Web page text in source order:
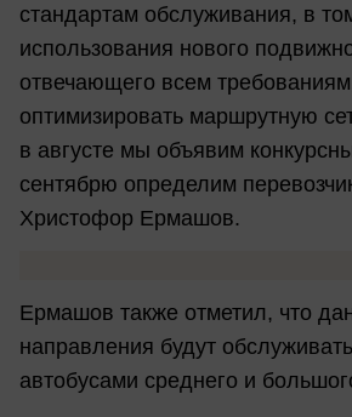
стандартам обслуживания, в
использования нового
отвечающего всем
оптимизировать маршрутную
в августе мы объявим
сентябрю определим
Христофор Ермашов.
Ермашов также отметил, что
направления будут
автобусами среднего и